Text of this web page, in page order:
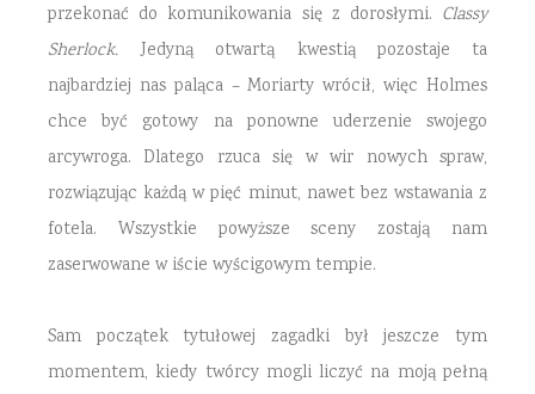
przekonać do komunikowania się z dorosłymi. Classy
Sherlock. Jedyną otwartą kwestią pozostaje ta
najbardziej nas paląca – Moriarty wrócił, więc Holmes
chce być gotowy na ponowne uderzenie swojego
arcywroga. Dlatego rzuca się w wir nowych spraw,
rozwiązując każdą w pięć minut, nawet bez wstawania z
fotela. Wszystkie powyższe sceny zostają nam
zaserwowane w iście wyścigowym tempie.
Sam początek tytułowej zagadki był jeszcze tym
momentem, kiedy twórcy mogli liczyć na moją pełną